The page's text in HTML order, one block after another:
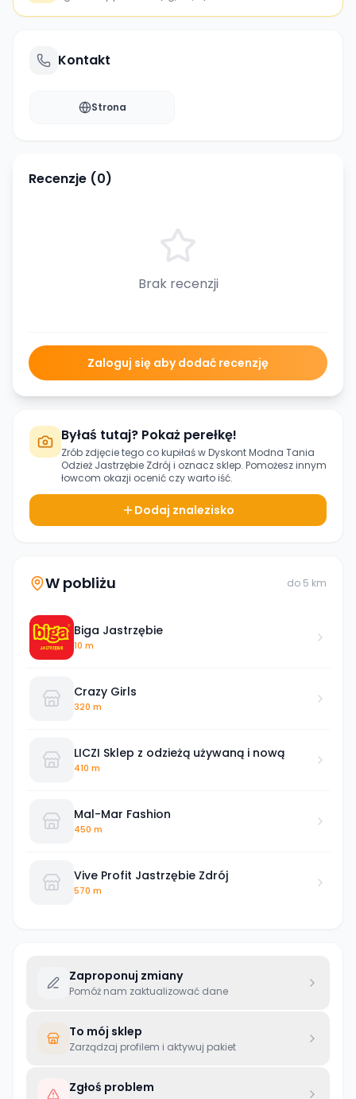
Kontakt
Strona
Recenzje (0)
Brak recenzji
Zaloguj się aby dodać recenzję
Byłaś tutaj? Pokaż perełkę!
Zrób zdjęcie tego co kupiłaś wDyskont Modna Tania
Odzież Jastrzębie Zdrój i oznacz sklep. Pomożesz innym
łowcom okazji ocenić czy warto iść.
Dodaj znalezisko
W pobliżu do 5 km
Biga Jastrzębie
10 m
Crazy Girls
320 m
LICZI Sklep z odzieżą używaną i nową
410 m
Mal-Mar Fashion
450 m
Vive Profit Jastrzębie Zdrój
570 m
Zaproponuj zmiany
Pomóż nam zaktualizować dane
To mój sklep
Zarządzaj profilem i aktywuj pakiet
Zgłoś problem